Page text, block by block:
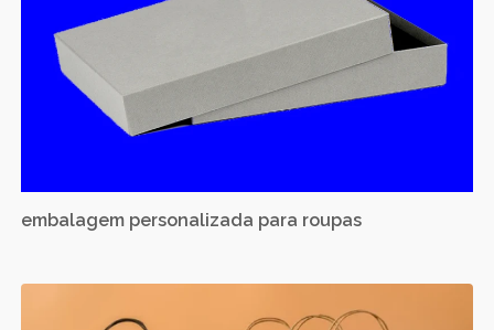
embalagem personalizada para roupas